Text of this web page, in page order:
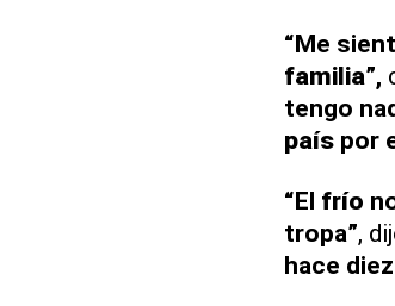
“Me
familia”,
tengo
paíspor
“El frío
tropa”,
hace